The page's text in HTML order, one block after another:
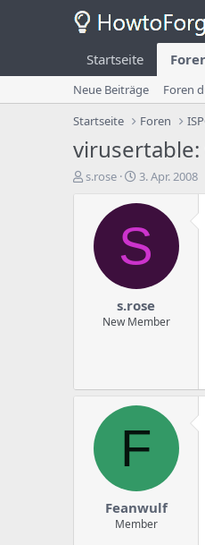
Startseite
Neue Beiträge
Foren
Startseite
Foren
virusertable:
E
s.rose
E
s
t
e
u
n
g
3. Apr. 2008
S
s.rose
New Member
F
Feanwulf
Member